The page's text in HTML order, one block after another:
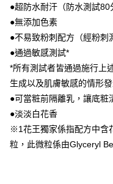
３．收到繳費通知簡訊後14天
ATM／網路銀行／等多元方式
※ 請注意：結帳手續完成當下
購買商品的店家。未經商家同
後付繳納相關費用。
是否繳費成功／繳費後需取
客戶支援中心」https://
【注意事項】
１．透過由恩沛科技股份有限
易，需依本服務之必要範圍內
權轉讓予恩沛科技股份有限公
２．關於個人資料處理事宜，
萊爾富取貨付款
每筆NT$65，滿NT$490(含
付款後萊爾富取貨
每筆NT$65，滿NT$490(含
7-11取貨付款
每筆NT$65，滿NT$490(含
付款後7-11取貨
●超防水耐汗（防水測試
●無添加色素
●不易致粉刺配方（經粉刺
●通過敏感測試*
*所有測試者皆通過施行上
生成以及肌膚敏感的情形
●可當粧前隔離乳，讓底粧
●淡淡白花香
※1花王獨家係指配方中含
粒，此微粒係由Glyceryl